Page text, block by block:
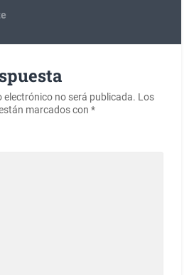
electrónico no será publicada. Los
marcados con *